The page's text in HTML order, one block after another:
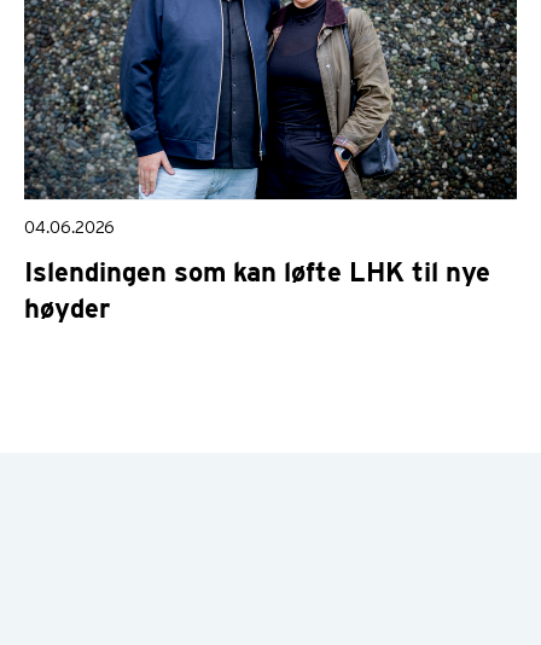
04.06.2026
Islendingen som kan løfte LHK til nye
høyder